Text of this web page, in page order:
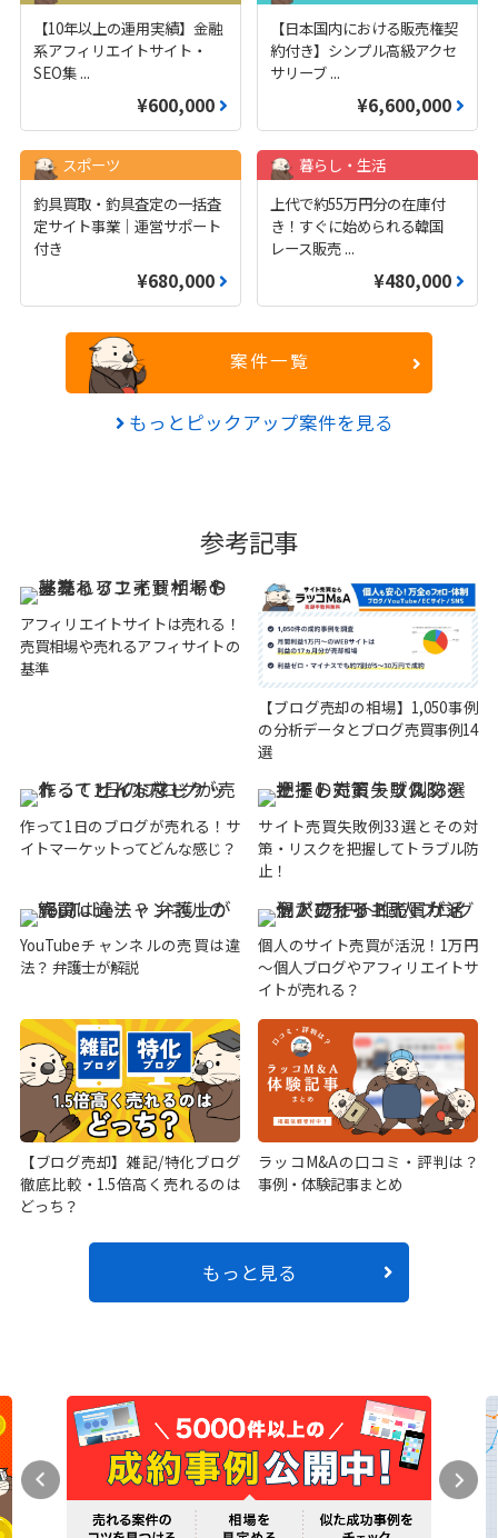
【10年以上の運用実績】金融
系アフィリエイトサイト・
SEO集 ...
¥600,000
【日本国内における販売権契
約付き】シンプル高級アクセ
サリーブ ...
¥6,600,000
スポーツ
釣具買取・釣具査定の一括査
定サイト事業｜運営サポート
付き
¥680,000
暮らし・生活
上代で約55万円分の在庫付
き！すぐに始められる韓国
レース販売 ...
¥480,000
案件一覧
もっとピックアップ案件を見る
参考記事
アフィリエイトサイトは売れる！
売買相場や売れるアフィサイトの
基準
【ブログ売却の相場】1,050事例
の分析データとブログ売買事例14
選
作って1日のブログが売れる！サ
イトマーケットってどんな感じ？
サイト売買失敗例33選とその対
策・リスクを把握してトラブル防
止！
YouTubeチャンネルの売買は違
法？ 弁護士が解説
個人のサイト売買が活況！1万円
～個人ブログやアフィリエイトサ
イトが売れる？
【ブログ売却】雑記/特化ブログ
徹底比較・1.5倍高く売れるのは
どっち？
ラッコM&Aの口コミ・評判は？
事例・体験記事まとめ
もっと見る